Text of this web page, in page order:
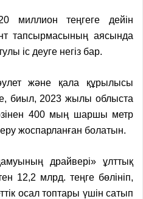
миллион теңгеге дейін
тапсырмасының аясында
іс деуге негіз бар.
және қала құрылысы
биыл, 2023 жылы облыста
400 мың шаршы метр
жоспарланған болатын.
драйвері» ұлттық
12,2 млрд. теңге бөлініп,
осал топтары үшін сатып